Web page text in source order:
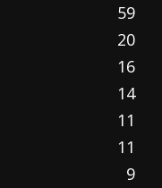
59
20
16
14
11
11
9